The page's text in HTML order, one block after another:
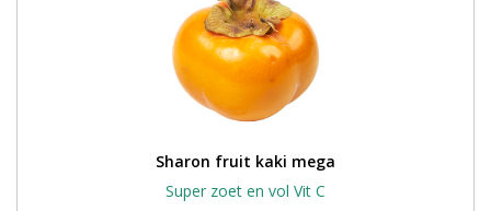
Sharon fruit kaki mega
Super zoet en vol Vit C